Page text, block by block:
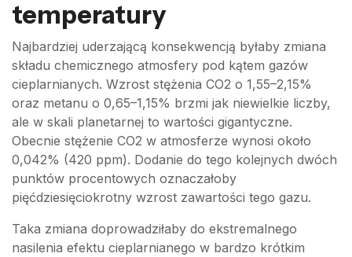
temperatury
Najbardziej uderzającą konsekwencją byłaby zmiana
składu chemicznego atmosfery pod kątem gazów
cieplarnianych. Wzrost stężenia CO2 o 1,55–2,15%
oraz metanu o 0,65–1,15% brzmi jak niewielkie liczby,
ale w skali planetarnej to wartości gigantyczne.
Obecnie stężenie CO2 w atmosferze wynosi około
0,042% (420 ppm). Dodanie do tego kolejnych dwóch
punktów procentowych oznaczałoby
pięćdziesięciokrotny wzrost zawartości tego gazu.
Taka zmiana doprowadziłaby do ekstremalnego
nasilenia efektu cieplarnianego w bardzo krótkim